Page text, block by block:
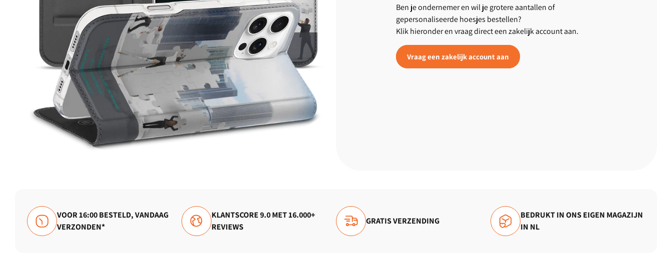
Ben je ondernemer en wil je grotere aantallen of
gepersonaliseerde hoesjes bestellen?
Klik hieronder en vraag direct een zakelijk account aan.
Vraag een zakelijk account aan
VOOR 16:00 BESTELD, VANDAAG
VERZONDEN*
KLANTSCORE 9.0 MET 16.000+
REVIEWS
GRATIS VERZENDING
BEDRUKT IN ONS EIGEN MAGAZIJN
IN NL